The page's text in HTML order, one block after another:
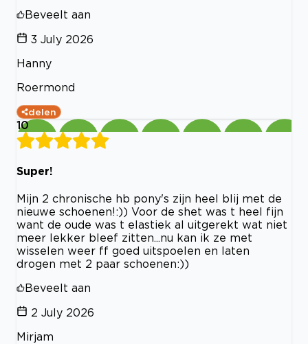
Beveelt aan
3 July 2026
Hanny
Roermond
delen
10
Super!
Mijn 2 chronische hb pony's zijn heel blij met de
nieuwe schoenen!:)) Voor de shet was t heel fijn
want de oude was t elastiek al uitgerekt wat niet
meer lekker bleef zitten...nu kan ik ze met
wisselen weer ff goed uitspoelen en laten
drogen met 2 paar schoenen:))
Beveelt aan
2 July 2026
Mirjam